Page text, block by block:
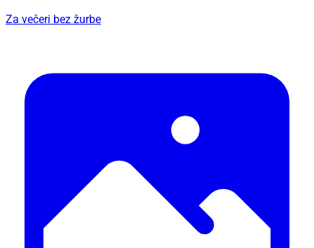
Za večeri bez žurbe